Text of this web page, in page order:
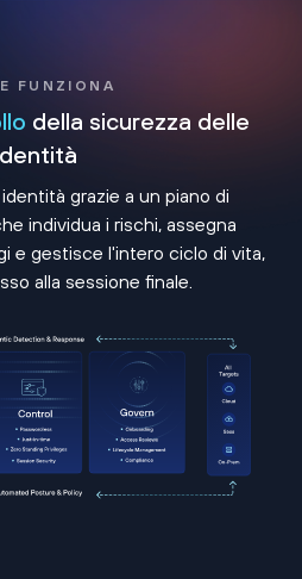
FUNZIONA
della sicurezza delle
grazie a un piano di
individua i rischi, assegna
e gestisce l'intero ciclo di vita,
alla sessione finale.